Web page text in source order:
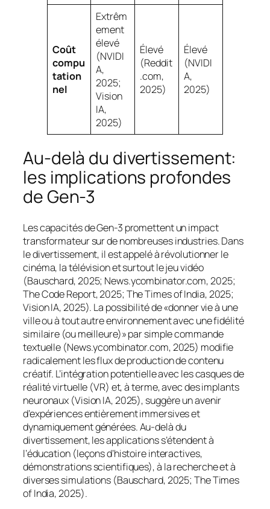
Coût
compu
tation
nel
Extrêm
ement
élevé
(NVIDI
A,
2025;
Vision
IA,
2025)
Élevé
(Reddit
.com,
2025)
Élevé
(NVIDI
A,
2025)
Au-delà du divertissement:
les implications profondes
de Gen-3
Les capacités de Gen-3 promettent un impact
transformateur sur de nombreuses industries. Dans
le divertissement, il est appelé à révolutionner le
cinéma, la télévision et surtout le jeu vidéo
(Bauschard, 2025; News.ycombinator.com, 2025;
The Code Report, 2025; The Times of India, 2025;
Vision IA, 2025). La possibilité de «donner vie à une
ville ou à tout autre environnement avec une fidélité
similaire (ou meilleure)» par simple commande
textuelle (News.ycombinator.com, 2025) modifie
radicalement les flux de production de contenu
créatif. L’intégration potentielle avec les casques de
réalité virtuelle (VR) et, à terme, avec des implants
neuronaux (Vision IA, 2025), suggère un avenir
d’expériences entièrement immersives et
dynamiquement générées. Au-delà du
divertissement, les applications s’étendent à
l’éducation (leçons d’histoire interactives,
démonstrations scientifiques), à la recherche et à
diverses simulations (Bauschard, 2025; The Times
of India, 2025).